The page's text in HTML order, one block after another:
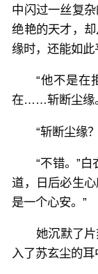
中闪过一丝复
绝艳的天才，
缘时，还能如此
“他不是在
在……斩断尘缘
“斩断尘缘
“不错。”
道，日后必生
是一个心安。”
她沉默了
入了苏玄尘的耳